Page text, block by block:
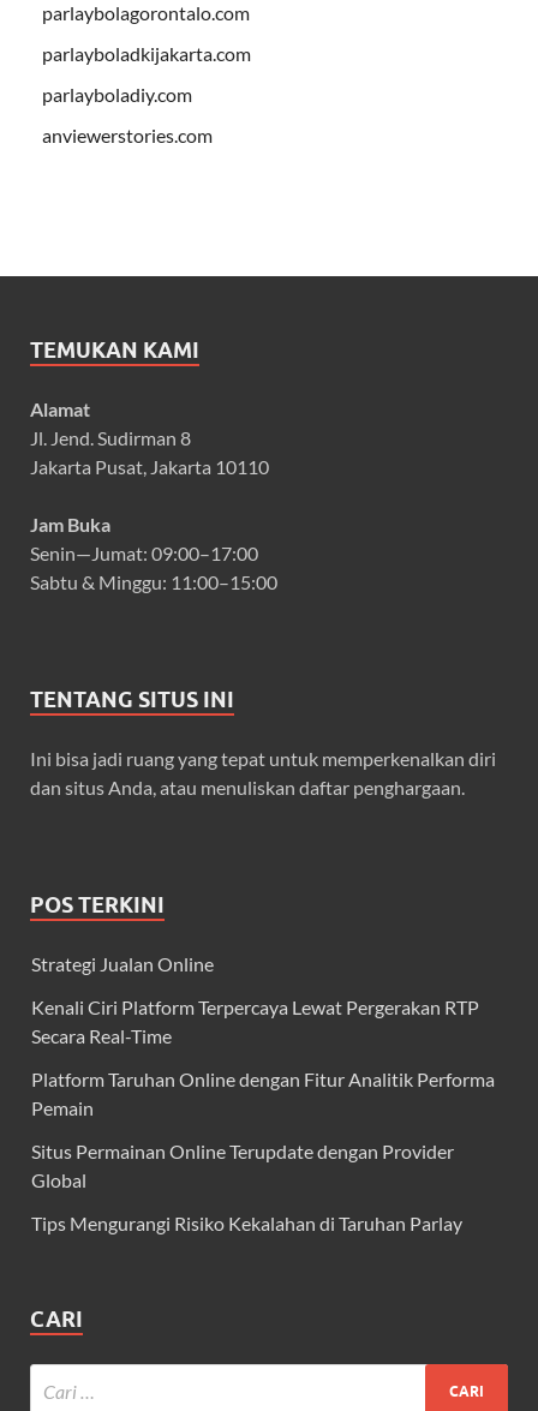
parlaybolagorontalo.com
parlayboladkijakarta.com
parlayboladiy.com
anviewerstories.com
TEMUKAN KAMI
Alamat
Jl. Jend. Sudirman 8
Jakarta Pusat, Jakarta 10110
Jam Buka
Senin—Jumat: 09:00–17:00
Sabtu & Minggu: 11:00–15:00
TENTANG SITUS INI
Ini bisa jadi ruang yang tepat untuk memperkenalkan diri
dan situs Anda, atau menuliskan daftar penghargaan.
POS TERKINI
Strategi Jualan Online
Kenali Ciri Platform Terpercaya Lewat Pergerakan RTP
Secara Real-Time
Platform Taruhan Online dengan Fitur Analitik Performa
Pemain
Situs Permainan Online Terupdate dengan Provider
Global
Tips Mengurangi Risiko Kekalahan di Taruhan Parlay
CARI